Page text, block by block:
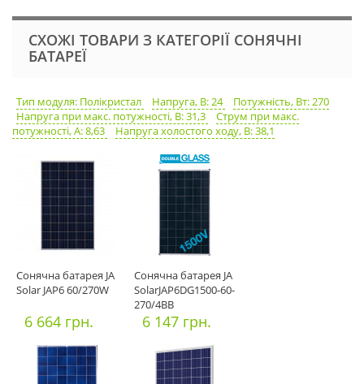
СХОЖІ ТОВАРИ З КАТЕГОРІЇ СОНЯЧНІ
БАТАРЕЇ
Тип модуля: Полікристал Напруга, В: 24
Потужність, Вт: 270
Напруга при макс. потужності, В: 31,3
Струм при макс.
потужності, А: 8,63
Напруга холостого ходу, В: 38,1
Сонячна батарея JA
Solar JAP6 60/270W
6 664 грн.
Сонячна батарея JA
SolarJAP6DG1500-60-
270/4BB
6 147 грн.